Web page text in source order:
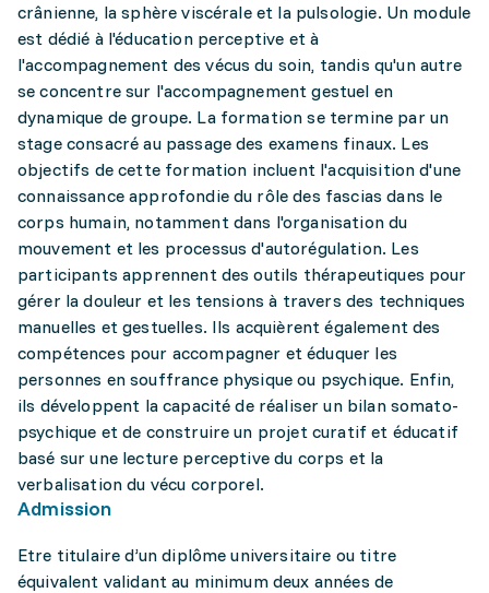
crânienne, la sphère viscérale et la pulsologie. Un module
est dédié à l'éducation perceptive et à
l'accompagnement des vécus du soin, tandis qu'un autre
se concentre sur l'accompagnement gestuel en
dynamique de groupe. La formation se termine par un
stage consacré au passage des examens finaux. Les
objectifs de cette formation incluent l'acquisition d'une
connaissance approfondie du rôle des fascias dans le
corps humain, notamment dans l'organisation du
mouvement et les processus d'autorégulation. Les
participants apprennent des outils thérapeutiques pour
gérer la douleur et les tensions à travers des techniques
manuelles et gestuelles. Ils acquièrent également des
compétences pour accompagner et éduquer les
personnes en souffrance physique ou psychique. Enfin,
ils développent la capacité de réaliser un bilan somato-
psychique et de construire un projet curatif et éducatif
basé sur une lecture perceptive du corps et la
verbalisation du vécu corporel.
Admission
Etre titulaire d’un diplôme universitaire ou titre
équivalent validant au minimum deux années de